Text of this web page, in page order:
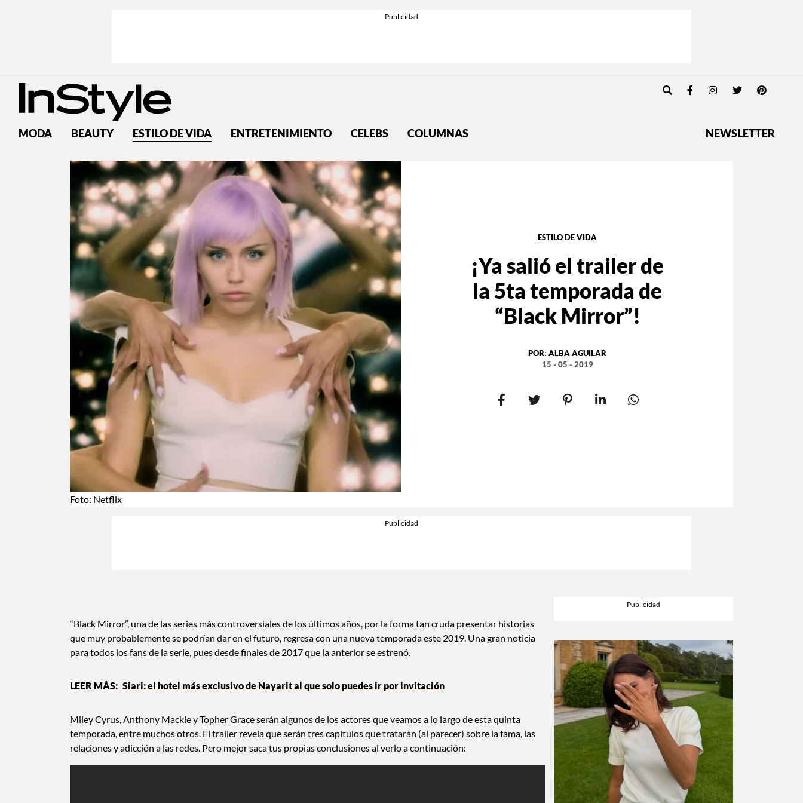
MODA BEAUTY ESTILO DE VIDA ENTRETENIMIENTO CELEBS COLUMNAS NEWSLETTER
Foto: Netflix
ESTILO DE VIDA
¡Ya salió el trailer de
la 5ta temporada de
“Black Mirror”!
POR: ALBA AGUILAR
15 - 05 - 2019
“Black Mirror”, una de las series más controversiales de los últimos años, por la forma tan cruda presentar historias
que muy probablemente se podrían dar en el futuro, regresa con una nueva temporada este 2019. Una gran noticia
Miley Cyrus, Anthony Mackie y Topher Grace serán algunos de los actores que veamos a lo largo de esta quinta
temporada, entre muchos otros. El trailer revela que serán tres capítulos que tratarán (al parecer) sobre la fama, las